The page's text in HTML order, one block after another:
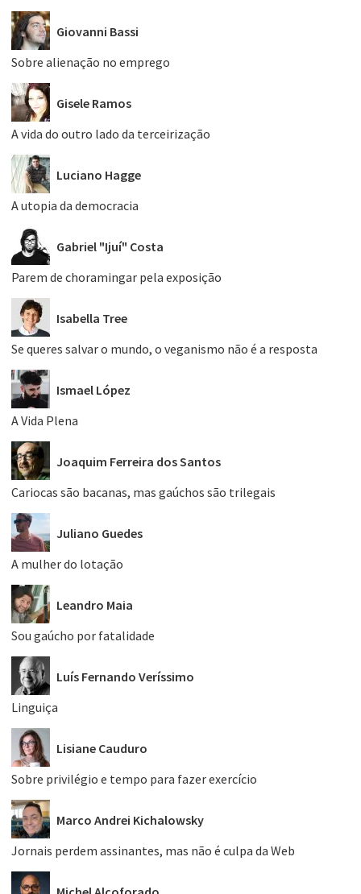
Giovanni Bassi
Sobre alienação no emprego
Gisele Ramos
A vida do outro lado da terceirização
Luciano Hagge
A utopia da democracia
Gabriel "Ijuí" Costa
Parem de choramingar pela exposição
Isabella Tree
Se queres salvar o mundo, o veganismo não é a resposta
Ismael López
A Vida Plena
Joaquim Ferreira dos Santos
Cariocas são bacanas, mas gaúchos são trilegais
Juliano Guedes
A mulher do lotação
Leandro Maia
Sou gaúcho por fatalidade
Luís Fernando Veríssimo
Linguiça
Lisiane Cauduro
Sobre privilégio e tempo para fazer exercício
Marco Andrei Kichalowsky
Jornais perdem assinantes, mas não é culpa da Web